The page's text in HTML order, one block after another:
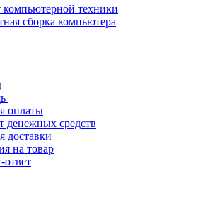
компьютерной техники
сборка компьютера
оплаты
денежных средств
доставки
на товар
ответ